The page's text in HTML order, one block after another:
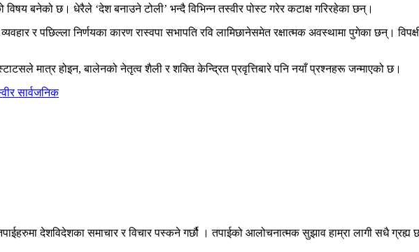
बनेको छ। धेरैले ‘देश बनाउने टोली’ भन्दै विभिन्न तस्वीर पोस्ट गरेर कटाक्ष गरिरहेका छन्।
र पछिल्ला निर्णयका कारण रास्वपा सभापति रवि लामिछानेसमेत रक्षात्मक अवस्थामा पुगेका छन्।
मात्र होइन, बालेनको नेतृत्व शैली र शक्ति केन्द्रित प्रवृत्तिबारे पनि नयाँ प्रश्नहरू जन्माएको छ।
सार्वजनिक
देशविदेशका समाचार र विचार पस्कने गर्छौ । तपाईको आलोचनात्मक सुझाव हाम्रा लागी सधै